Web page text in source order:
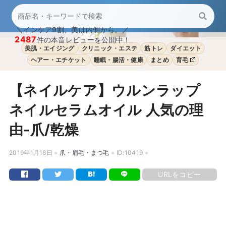
＼インケア9割、美は内側から。／
2487件の本音レビューを公開中！
美肌・エイジング クリニック・エステ 筋トレ
ダイエット
ヘアー・エチケット
睡眠・腸活・健康 まとめ 育毛
【ネイルケア】ウルンラップ
ネイルセラムオイル 人気の理
由-爪/乾燥
2019年1月16日 爪・眉毛・まつ毛 ID:10419
URLをコピー